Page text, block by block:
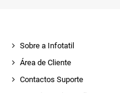
Sobre a Infotatil
Área de Cliente
Contactos Suporte